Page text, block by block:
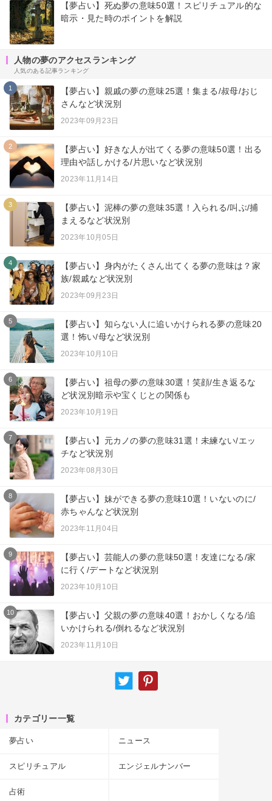
【夢占い】死ぬ夢の意味50選！スピリチュアル的な
暗示・見た時のポイントを解説
人物の夢のアクセスランキング
人気のある記事ランキング
1
【夢占い】親戚の夢の意味25選！集まる/叔母/おじ
さんなど状況別
2023年09月23日
2
【夢占い】好きな人が出てくる夢の意味50選！出る
理由や話しかける/片思いなど状況別
2023年11月14日
3
【夢占い】泥棒の夢の意味35選！入られる/叫ぶ/捕
まえるなど状況別
2023年10月05日
4
【夢占い】身内がたくさん出てくる夢の意味は？家
族/親戚など状況別
2023年09月23日
5
【夢占い】知らない人に追いかけられる夢の意味20
選！怖い/母など状況別
2023年10月10日
6
【夢占い】祖母の夢の意味30選！笑顔/生き返るな
ど状況別暗示や宝くじとの関係も
2023年10月19日
7
【夢占い】元カノの夢の意味31選！未練ない/エッ
チなど状況別
2023年08月30日
8
【夢占い】妹ができる夢の意味10選！いないのに/
赤ちゃんなど状況別
2023年11月04日
9
【夢占い】芸能人の夢の意味50選！友達になる/家
に行く/デートなど状況別
2023年10月10日
10
【夢占い】父親の夢の意味40選！おかしくなる/追
いかけられる/倒れるなど状況別
2023年11月10日
カテゴリー一覧
夢占い ニュース
スピリチュアル エンジェルナンバー
占術